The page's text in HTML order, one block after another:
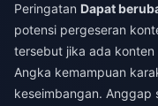
Peringatan Dapat
potensi pergeseran
tersebut jika ada
Angka kemampuan
keseimbangan. Anggap